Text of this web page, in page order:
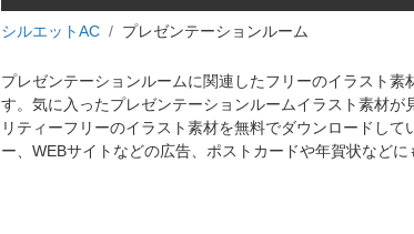
シルエットAC プレゼンテーションルーム
プレゼンテーションルームに関連したフリーのイラスト
す。気に入ったプレゼンテーションルームイラスト素材
リティーフリーのイラスト素材を無料でダウンロードし
ー、WEBサイトなどの広告、ポストカードや年賀状など